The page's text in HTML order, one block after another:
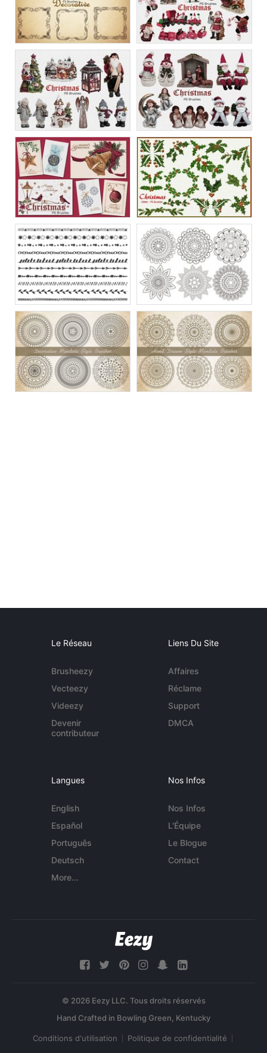
Le Réseau
Brusheezy
Vecteezy
Videezy
Devenir
contributeur
Liens Du Site
Affaires
Réclame
Support
DMCA
Langues
English
Español
Português
Deutsch
More...
Nos Infos
Nos Infos
L'Équipe
Le Blogue
Contact
© 2026 Eezy LLC. Tous droits réservés
Conditions d'utilisation Politique de confidentialité